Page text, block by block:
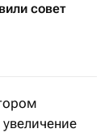
совет